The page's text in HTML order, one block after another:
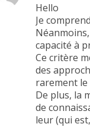
Hello
Je
capacité à
Ce critère
des
rarement
De plus, la
de
leur (qui